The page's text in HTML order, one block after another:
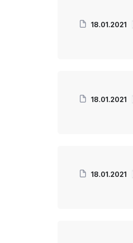
18.01.2021
18.01.2021
18.01.2021